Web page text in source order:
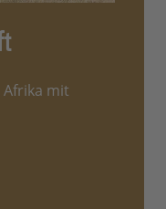
Afrika mit